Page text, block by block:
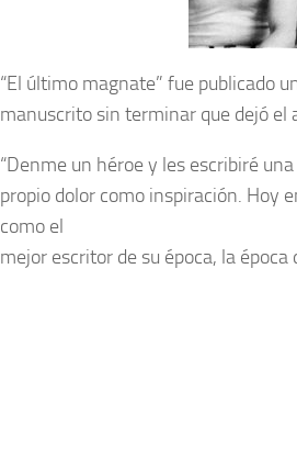
“El último magnate” fue publicado
manuscrito sin terminar que dejó el
“Denme un héroe y les escribiré
propio dolor como inspiración. Hoy
como el
mejor escritor de su época, la época